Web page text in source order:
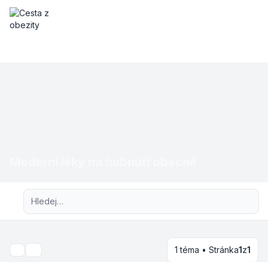
Pokročilé hledání
Hledat 1 téma • Stránka1z1